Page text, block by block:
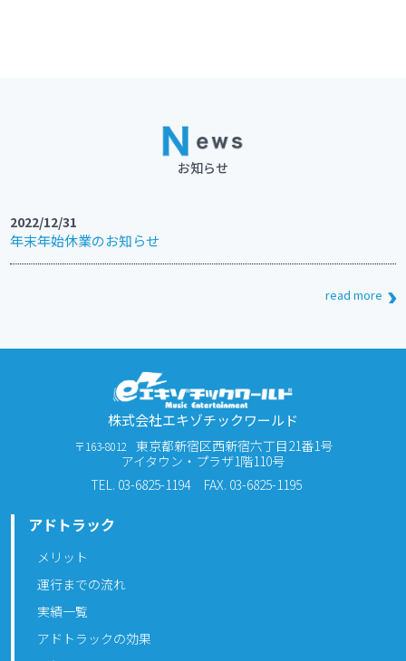
お知らせ
2022/12/31
年末年始休業のお知らせ
read more
株式会社エキゾチックワールド
〒163-8012
東京都新宿区西新宿六丁目21番1号
アイタウン・プラザ1階110号
TEL. 03-6825-1194
FAX. 03-6825-1195
アドトラック
メリット
運行までの流れ
実績一覧
アドトラックの効果